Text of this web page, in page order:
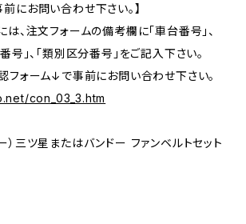
にお問い合わせ下さい。】
は、注文フォームの備考欄に「車台番号」、
号」、「類別区分番号」をご記入下さい。
フォーム↓で事前にお問い合わせ下さい。
con_03_3.htm
）三ツ星またはバンドー ファンベルトセット